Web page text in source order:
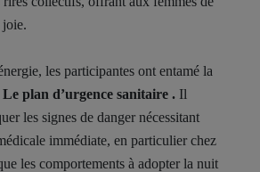
joie.
les participantes ont entamé la
Le plan d’urgence sanitaire . Il
les signes de danger nécessitant
immédiate, en particulier chez
les comportements à adopter la nuit